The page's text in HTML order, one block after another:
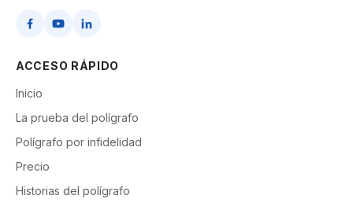
ACCESO RÁPIDO
Inicio
La prueba del polígrafo
Polígrafo por infidelidad
Precio
Historias del polígrafo